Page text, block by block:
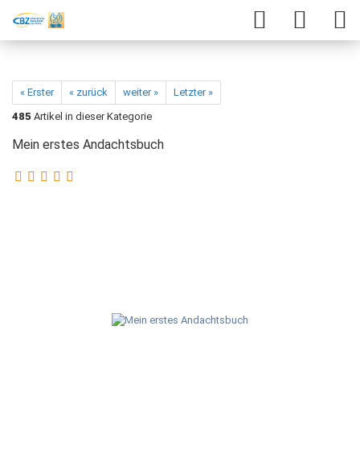
« Erster « zurück weiter »
Letzter »
485 Artikel in dieser Kategorie
Mein erstes Andachtsbuch